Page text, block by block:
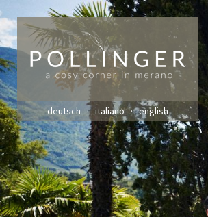
deutsch italiano english